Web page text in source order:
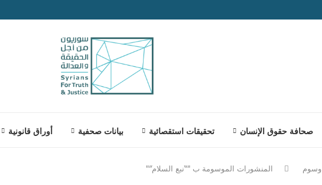
صحافة حقوق الإنسان تحقيقات استقصائية بيانات صحفية أوراق قانونية
وسوم المنشورات الموسومة ب "“نبع السلام”"